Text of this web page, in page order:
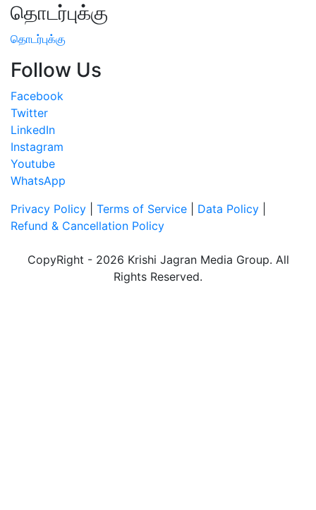
தொடர்புக்கு
தொடர்புக்கு
Follow Us
Facebook
Twitter
LinkedIn
Instagram
Youtube
WhatsApp
Privacy Policy
Terms of Service Data Policy
Refund & Cancellation Policy
CopyRight - 2026 Krishi Jagran Media Group. All
Rights Reserved.